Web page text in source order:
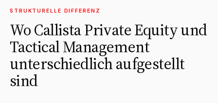
STRUKTURELLE DIFFERENZ
Wo Callista Private Equity und
Tactical Management
unterschiedlich aufgestellt
sind